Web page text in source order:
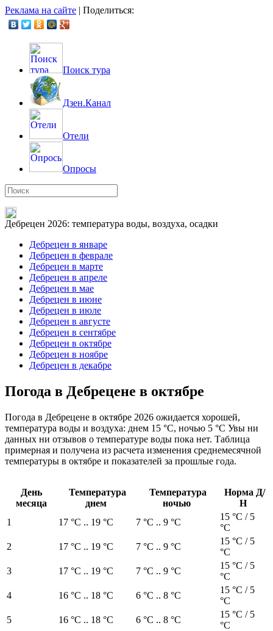
Реклама на сайте | Поделиться:
Поиск тура
Дзен.Канал
Отели
Опросы
Дебрецен 2026: температура воды, воздуха, осадки
Дебрецен в январе
Дебрецен в феврале
Дебрецен в марте
Дебрецен в апреле
Дебрецен в мае
Дебрецен в июне
Дебрецен в июле
Дебрецен в августе
Дебрецен в сентябре
Дебрецен в октябре
Дебрецен в ноябре
Дебрецен в декабре
Погода в Дебрецене в октябре
Погода в Дебрецене в октябре 2026 ожидается хорошей,
температура воды и воздуха: днем 15 °C, ночью 5 °C Увы ни
данных ни отзывов о температуре воды пока нет. Таблица
примерная и получена из расчета изменения среднемесячной
температуры в октябре и показателей за прошлые года.
День
месяца
Температура
днем
Температура
ночью
Норма Д/
Н
1
17 °C .. 19 °C 7 °C .. 9 °C
15 °C / 5
°C
2
17 °C .. 19 °C 7 °C .. 9 °C
15 °C / 5
°C
3
17 °C .. 19 °C 7 °C .. 9 °C
15 °C / 5
°C
4
16 °C .. 18 °C 6 °C .. 8 °C
15 °C / 5
°C
5
16 °C .. 18 °C 6 °C .. 8 °C
15 °C / 5
°C